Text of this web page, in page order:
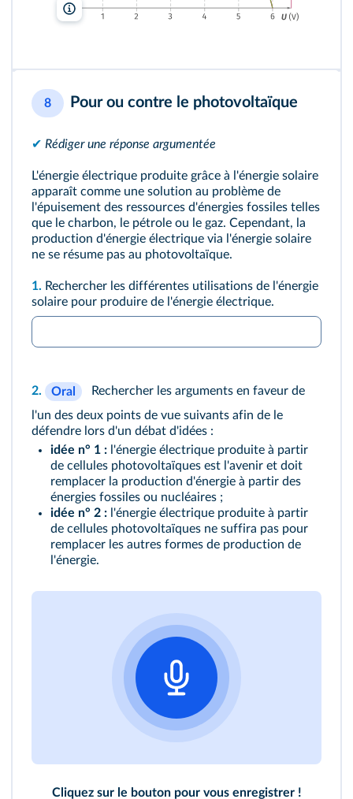
lelivrescolaire.fr
8 Pour ou contre le photovoltaïque
✔ Rédiger une réponse argumentée
L'énergie électrique produite grâce à l'énergie solaire
apparaît comme une solution au problème de
l'épuisement des ressources d'énergies fossiles telles
que le charbon, le pétrole ou le gaz. Cependant, la
production d'énergie électrique via l'énergie solaire
ne se résume pas au photovoltaïque.
1. Rechercher les différentes utilisations de l'énergie
solaire pour produire de l'énergie électrique.
2. Oral
Rechercher les arguments en faveur de
l'un des deux points de vue suivants afin de le
défendre lors d'un débat d'idées :
idée n° 1 : l'énergie électrique produite à partir
de cellules photovoltaïques est l'avenir et doit
remplacer la production d'énergie à partir des
énergies fossiles ou nucléaires ;
idée n° 2 : l'énergie électrique produite à partir
de cellules photovoltaïques ne suffira pas pour
remplacer les autres formes de production de
l'énergie.
Cliquez sur le bouton pour vous enregistrer !